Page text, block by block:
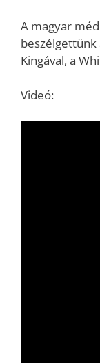
A magyar
beszélgettünk
Kingával, a
Videó: